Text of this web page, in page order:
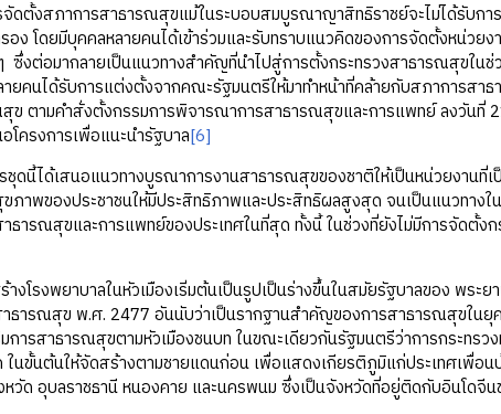
สภาการสาธารณสุขแม้ในระบอบสมบูรณาญาสิทธิราชย์จะไม่ได้รับการเ
อง โดยมีบุคคลหลายคนได้เข้าร่วมและรับทราบแนวคิดของการจัดตั้งหน่ว
ซึ่งต่อมากลายเป็นแนวทางสำคัญที่นำไปสู่การตั้งกระทรวงสาธารณสุขใน
ยคนได้รับการแต่งตั้งจากคณะรัฐมนตรีให้มาทำหน้าที่คล้ายกับสภาการสา
ข ตามคำสั่งตั้งกรรมการพิจารณาการสาธารณสุขและการแพทย์ ลงวันที่
โครงการเพื่อแนะนำรัฐบาล[6]
ได้เสนอแนวทางบูรณาการงานสาธารณสุขของชาติให้เป็นหน่วยงานที่เ
ขภาพของประชาชนให้มีประสิทธิภาพและประสิทธิผลสูงสุด จนเป็นแนวทาง
ธารณสุขและการแพทย์ของประเทศในที่สุด ทั้งนี้ ในช่วงที่ยังไม่มีการจัดตั้
รงพยาบาลในหัวเมืองเริ่มต้นเป็นรูปเป็นร่างขึ้นในสมัยรัฐบาลของ พระ
ารณสุข พ.ศ. 2477 อันนับว่าเป็นรากฐานสำคัญของการสาธารณสุขในยุค
การสาธารณสุขตามหัวเมืองชนบท ในขณะเดียวกันรัฐมนตรีว่าการกระทรว
นขั้นต้นให้จัดสร้างตามชายแดนก่อน เพื่อแสดงเกียรติภูมิแก่ประเทศเพื่อ
วัด อุบลราชธานี หนองคาย และนครพนม ซึ่งเป็นจังหวัดที่อยู่ติดกับอินโดจี